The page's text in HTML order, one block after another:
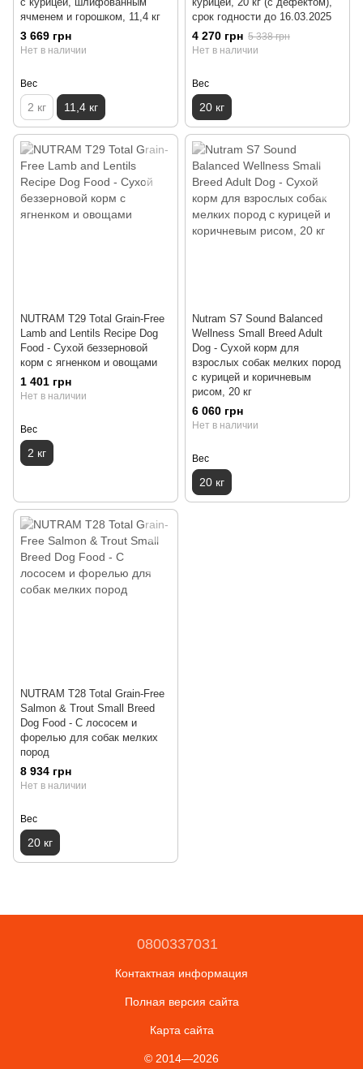
ячменем и горошком, 11,4 кг
3 669 грн
Нет в наличии
Вес
2 кг 11,4 кг
срок годности до 16.03.2025
4 270 грн 5 338 грн
Нет в наличии
Вес
20 кг
NUTRAM T29 Total Grain-Free
Lamb and Lentils Recipe Dog
Food - Сухой беззерновой
корм с ягненком и овощами
1 401 грн
Нет в наличии
Вес
2 кг
Nutram S7 Sound Balanced
Wellness Small Breed Adult
Dog - Cухой корм для
взрослых собак мелких пород
с курицей и коричневым
рисом, 20 кг
6 060 грн
Нет в наличии
Вес
20 кг
NUTRAM T28 Total Grain-Free
Salmon & Trout Small Breed
Dog Food - С лососем и
форелью для собак мелких
пород
8 934 грн
Нет в наличии
Вес
20 кг
0800337031
Контактная информация
Полная версия сайта
Карта сайта
© 2014—2026